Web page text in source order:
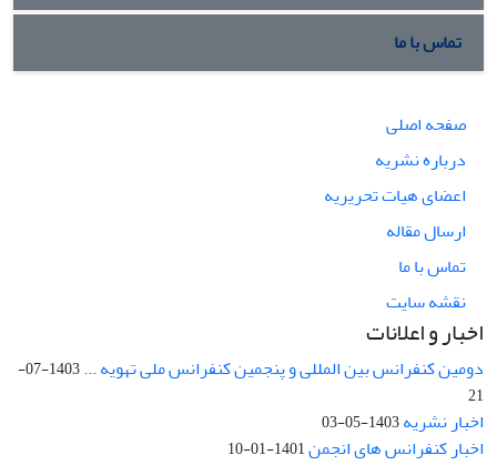
تماس با ما
صفحه اصلی
درباره نشریه
اعضای هیات تحریریه
ارسال مقاله
تماس با ما
نقشه سایت
اخبار و اعلانات
دومین کنفرانس بین المللی و پنجمین کنفرانس ملی تهویه ...
1403-07-
21
اخبار نشریه1403-05-03
اخبار کنفرانس های انجمن1401-01-10